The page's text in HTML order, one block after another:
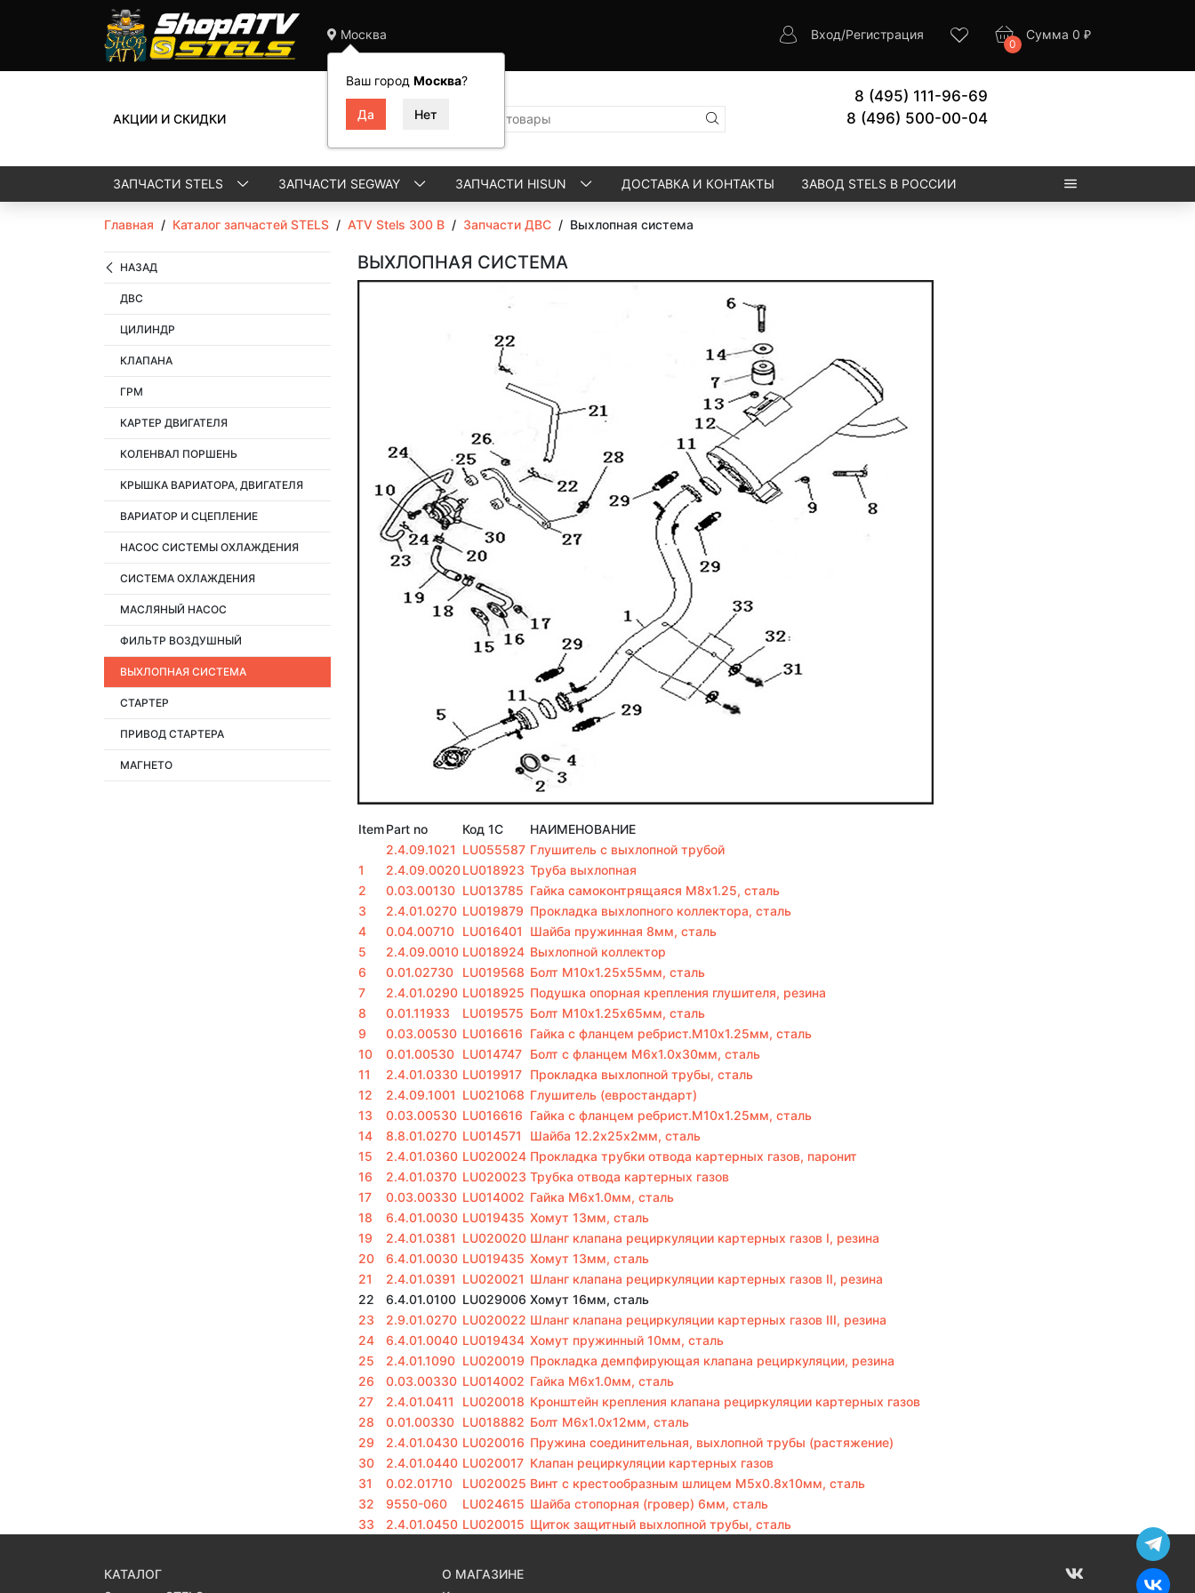
Москва
Ваш город Москва?
Вход/Регистрация
0
Сумма 0 ₽
АКЦИИ И СКИДКИ
8 (495) 111-96-69
8 (496) 500-00-04
ЗАПЧАСТИ STELS ЗАПЧАСТИ SEGWAY ЗАПЧАСТИ HISUN ДОСТАВКА И КОНТАКТЫ ЗАВОД STELS В РОССИИ
Главная / Каталог запчастей STELS / ATV Stels 300 B / Запчасти ДВС / Выхлопная система
НАЗАД
ДВС
ЦИЛИНДР
КЛАПАНА
ГРМ
КАРТЕР ДВИГАТЕЛЯ
КОЛЕНВАЛ ПОРШЕНЬ
КРЫШКА ВАРИАТОРА, ДВИГАТЕЛЯ
ВАРИАТОР И СЦЕПЛЕНИЕ
НАСОС СИСТЕМЫ ОХЛАЖДЕНИЯ
СИСТЕМА ОХЛАЖДЕНИЯ
МАСЛЯНЫЙ НАСОС
ФИЛЬТР ВОЗДУШНЫЙ
ВЫХЛОПНАЯ СИСТЕМА
СТАРТЕР
ПРИВОД СТАРТЕРА
МАГНЕТО
ВЫХЛОПНАЯ СИСТЕМА
ItemPart no Код 1С
НАИМЕНОВАНИЕ
2.4.09.1021 LU055587 Глушитель с выхлопной трубой
1
2.4.09.0020LU018923 Труба выхлопная
2
0.03.00130 LU013785 Гайка самоконтрящаяся M8х1.25, сталь
3
2.4.01.0270 LU019879 Прокладка выхлопного коллектора, сталь
4
0.04.00710 LU016401
Шайба пружинная 8мм, сталь
5
2.4.09.0010 LU018924 Выхлопной коллектор
6
0.01.02730 LU019568 Болт M10х1.25х55мм, сталь
7
2.4.01.0290 LU018925 Подушка опорная крепления глушителя, резина
8
0.01.11933 LU019575 Болт M10х1.25х65мм, сталь
9
0.03.00530 LU016616 Гайка с фланцем ребрист.M10х1.25мм, сталь
10
0.01.00530 LU014747 Болт с фланцем M6х1.0х30мм, сталь
11
2.4.01.0330 LU019917 Прокладка выхлопной трубы, сталь
12
2.4.09.1001 LU021068 Глушитель (евростандарт)
13
0.03.00530 LU016616 Гайка с фланцем ребрист.M10х1.25мм, сталь
14
8.8.01.0270 LU014571
Шайба 12.2х25х2мм, сталь
15
2.4.01.0360 LU020024 Прокладка трубки отвода картерных газов, паронит
16
2.4.01.0370 LU020023 Трубка отвода картерных газов
17
0.03.00330 LU014002 Гайка M6х1.0мм, сталь
18
6.4.01.0030 LU019435 Хомут 13мм, сталь
19
2.4.01.0381 LU020020 Шланг клапана рециркуляции картерных газов I, резина
20
6.4.01.0030 LU019435 Хомут 13мм, сталь
21
2.4.01.0391 LU020021 Шланг клапана рециркуляции картерных газов II, резина
22
6.4.01.0100 LU029006 Хомут 16мм, сталь
23
2.9.01.0270 LU020022 Шланг клапана рециркуляции картерных газов III, резина
24
6.4.01.0040 LU019434 Хомут пружинный 10мм, сталь
25
2.4.01.1090 LU020019 Прокладка демпфирующая клапана рециркуляции, резина
26
0.03.00330 LU014002 Гайка M6х1.0мм, сталь
27
2.4.01.0411 LU020018 Кронштейн крепления клапана рециркуляции картерных газов
28
0.01.00330 LU018882 Болт M6х1.0х12мм, сталь
29
2.4.01.0430 LU020016 Пружина соединительная, выхлопной трубы (растяжение)
30
2.4.01.0440 LU020017 Клапан рециркуляции картерных газов
31
0.02.01710 LU020025 Винт с крестообразным шлицем М5х0.8х10мм, сталь
32
9550-060 LU024615 Шайба стопорная (гровер) 6мм, сталь
33
2.4.01.0450 LU020015 Щиток защитный выхлопной трубы, сталь
КАТАЛОГ
О МАГАЗИНЕ